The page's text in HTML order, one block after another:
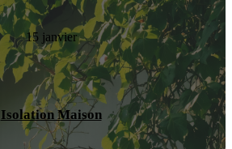
15 janvier
Isolation Maison